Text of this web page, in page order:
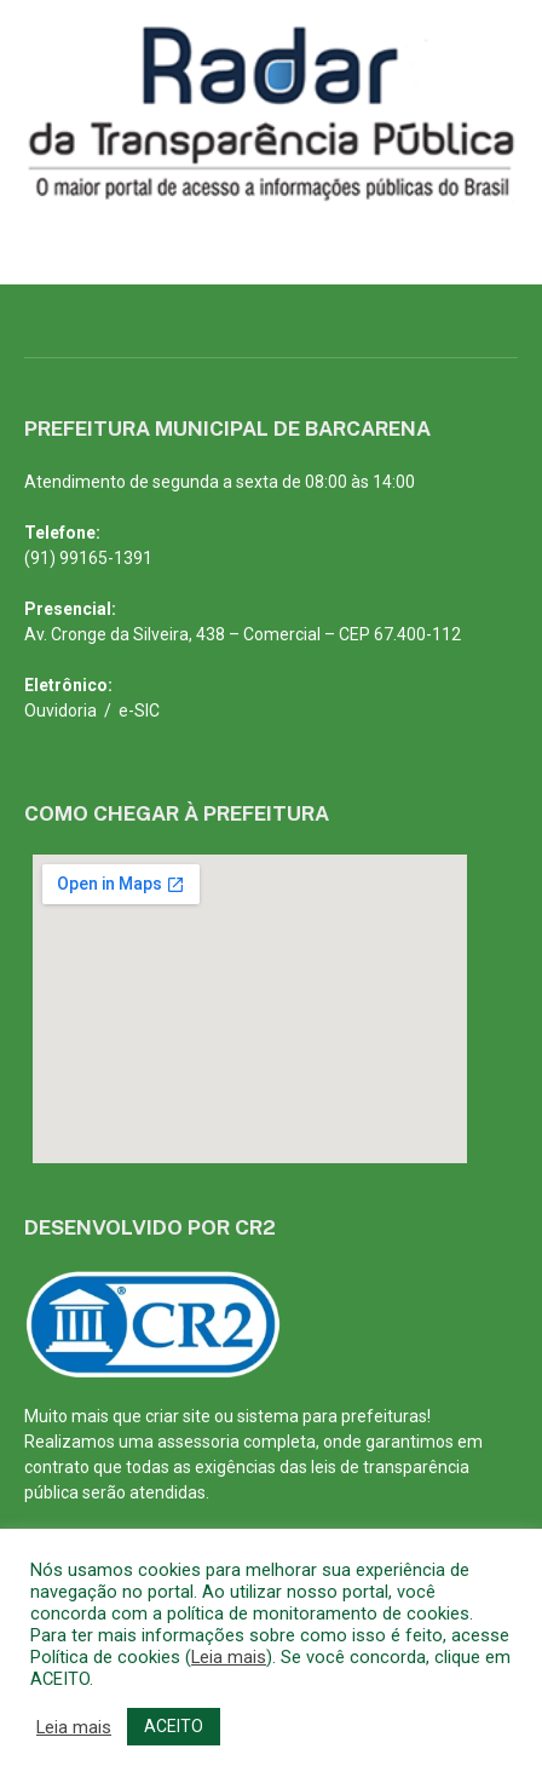
PREFEITURA MUNICIPAL DE BARCARENA
Atendimento de segunda a sexta de 08:00 às 14:00
Telefone:
(91) 99165-1391
Presencial:
Av. Cronge da Silveira, 438 – Comercial – CEP 67.400-112
Eletrônico:
Ouvidoria / e-SIC
COMO CHEGAR À PREFEITURA
DESENVOLVIDO POR CR2
Muito mais que criar site ou sistema para prefeituras!
Realizamos uma assessoria completa, onde garantimos em
contrato que todas as exigências das leis de transparência
pública serão atendidas.
Todos os direitos reservados a Prefeitura Municipal de Barcarena
Acessar Área Administrativa
Nós usamos cookies para melhorar sua experiência de
navegação no portal. Ao utilizar nosso portal, você
concorda com a política de monitoramento de cookies.
Para ter mais informações sobre como isso é feito, acesse
Política de cookies (Leia mais). Se você concorda, clique em
ACEITO.
Leia mais ACEITO